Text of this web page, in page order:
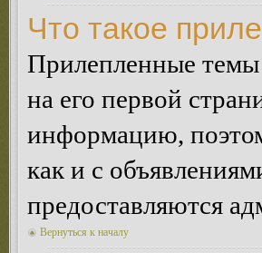
Что такое
Прилепленные темы
на его первой
информацию,
как и с
предоставляются
Вернуться к началу